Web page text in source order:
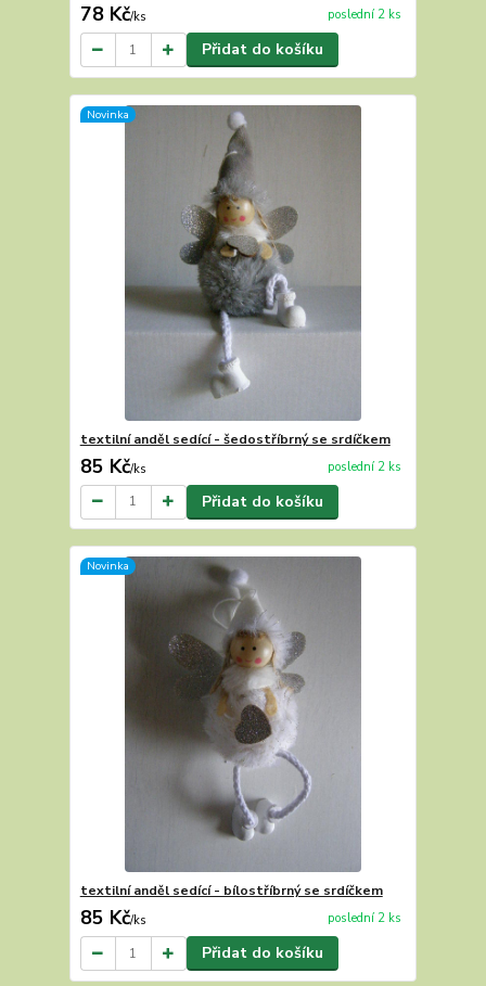
78 Kč/ks poslední 2 ks
Přidat do košíku
Novinka
textilní anděl sedící - šedostříbrný se srdíčkem
85 Kč/ks poslední 2 ks
Přidat do košíku
Novinka
textilní anděl sedící - bílostříbrný se srdíčkem
85 Kč/ks poslední 2 ks
Přidat do košíku